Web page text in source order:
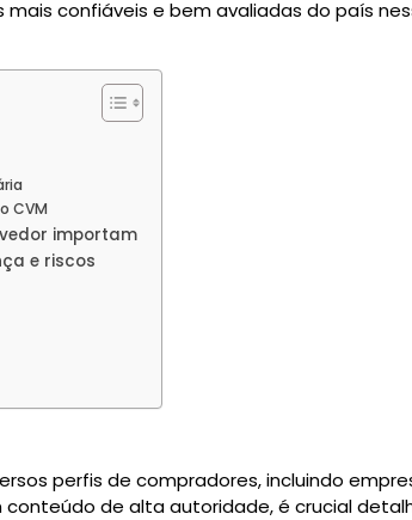
confiáveis e bem avaliadas do país
CVM
importam
e riscos
perfis de compradores, incluindo
de alta autoridade, é crucial